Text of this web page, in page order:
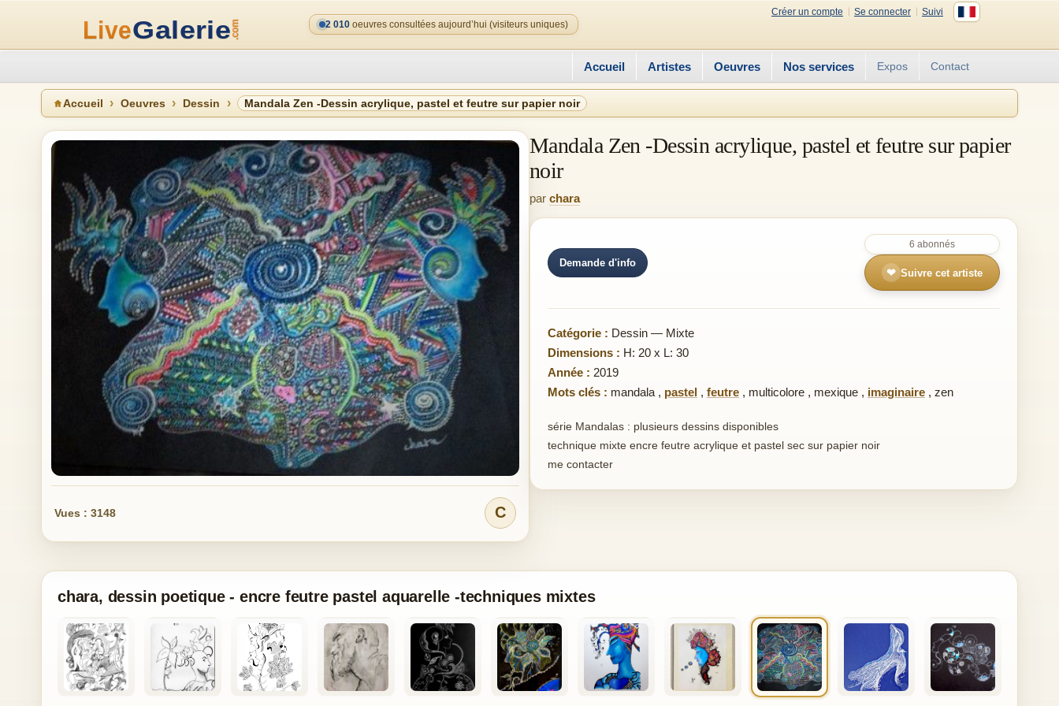
Créer un compte Se connecter
Suivi
2 010 oeuvres consultées aujourd’hui (visiteurs uniques)
Accueil Artistes Oeuvres Nos services Expos Contact
Accueil Oeuvres Dessin Mandala Zen -Dessin acrylique, pastel et feutre sur papier noir
Vues : 3148 C
Mandala Zen -Dessin acrylique, pastel et feutre sur papier
noir
par chara
Demande d'info
6 abonnés
❤ Suivre cet artiste
Catégorie : Dessin — Mixte
Dimensions : H: 20 x L: 30
Année : 2019
Mots clés : mandala , pastel , feutre , multicolore , mexique , imaginaire , zen
série Mandalas : plusieurs dessins disponibles
technique mixte encre feutre acrylique et pastel sec sur papier noir
me contacter
chara, dessin poetique - encre feutre pastel aquarelle -techniques mixtes